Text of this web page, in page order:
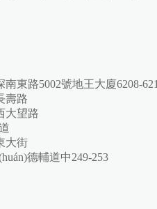
東路5002號地王大廈6208-
壽路
大望路
大街
德輔道中249-253